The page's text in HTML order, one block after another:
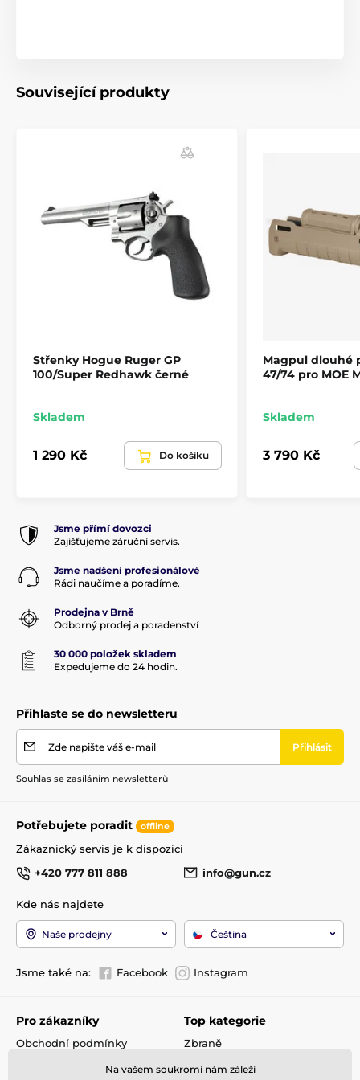
rodinným dědictvím historie firmy Hogue, která má
- Navrženo tak, aby se dosáhlo optimální vzdálenosti
povrchové úpravy na trhliny nebo odlupování s
- Osm druhů nabízeného tvrdého dřeva, z nichž si
můžete vybrat, každé z nich má svoje jedinečné
zbarvení a vzor (Goncalo alves, Pau Ferro, Lamo Camo
Laminate, Rosewood Laminate, Kingwood, Tulipwood,
Cocobolo, Rosewood).
Střenky pro revolvery
Související produkty
Střenky Hogue Ruger GP
100/Super Redhawk černé
Skladem
1 290 Kč Do košíku
Magpul dlouhé
47/74 pro MOE
Skladem
3 790 Kč
Jsme přímí dovozci
Zajišťujeme záruční servis.
Jsme nadšení profesionálové
Rádi naučíme a poradíme.
Prodejna v Brně
Odborný prodej a poradenství
30 000 položek skladem
Expedujeme do 24 hodin.
Přihlaste se do newsletteru
Zde napište váš e-mail Přihlásit
Souhlas se zasíláním newsletterů
Potřebujete poradit offline
Zákaznický servis je k dispozici
+420 777 811 888
info@gun.cz
Kde nás najdete
Naše prodejny Čeština
Jsme také na: Facebook Instagram
Pro zákazníky
Obchodní podmínky
Top kategorie
Zbraně
Na vašem soukromí nám záleží